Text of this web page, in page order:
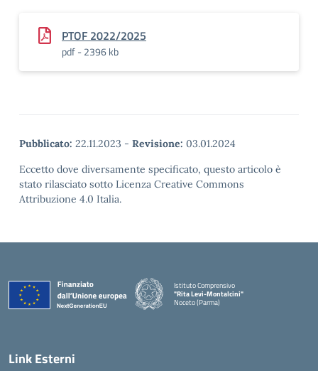
PTOF 2022/2025
pdf - 2396 kb
Pubblicato: 22.11.2023 - Revisione: 03.01.2024
Eccetto dove diversamente specificato, questo articolo è
stato rilasciato sotto Licenza Creative Commons
Attribuzione 4.0 Italia.
Istituto Comprensivo
"Rita Levi-Montalcini"
Noceto (Parma)
Link Esterni